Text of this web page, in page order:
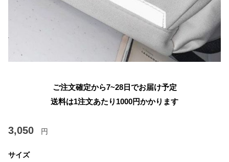
ご注文確定から7~28日でお届け予定
送料は1注文あたり 1000円かかります
3,050 円
サイズ